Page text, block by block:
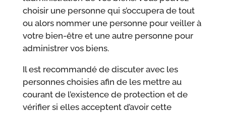
choisir une personne qui s’occupera de tout
ou alors nommer une personne pour veiller à
votre bien-être et une autre personne pour
administrer vos biens.
Il est recommandé de discuter avec les
personnes choisies afin de les mettre au
courant de l’existence de protection et de
vérifier si elles acceptent d’avoir cette